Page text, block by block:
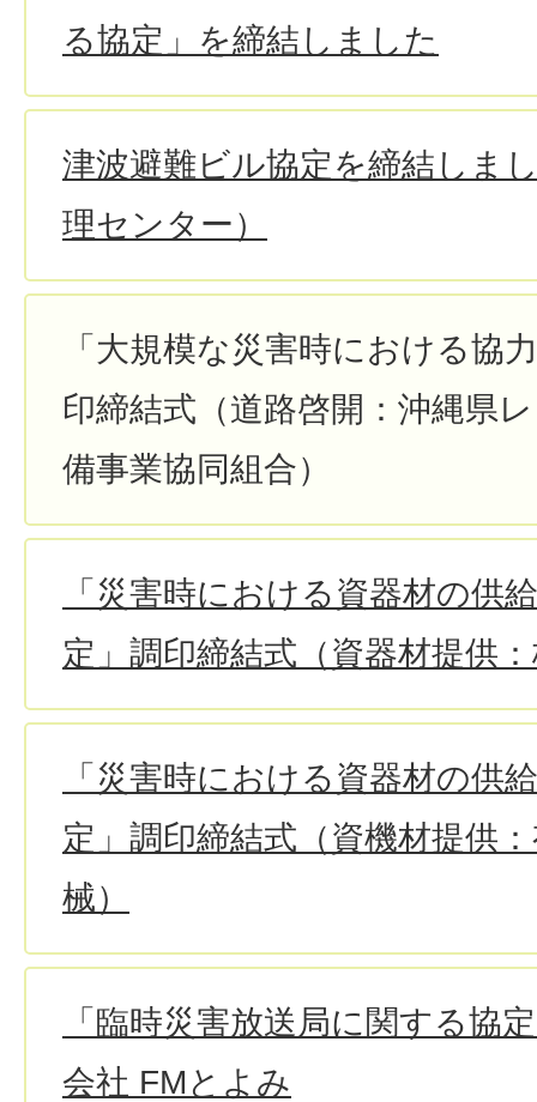
る協定」を締結しました
津波避難ビル協定を締結しま
理センター）
「大規模な災害時における協
印締結式（道路啓開：沖縄県
備事業協同組合）
「災害時における資器材の供
定」調印締結式（資器材提供
「災害時における資器材の供
定」調印締結式（資機材提供
械）
「臨時災害放送局に関する協
会社 FMとよみ